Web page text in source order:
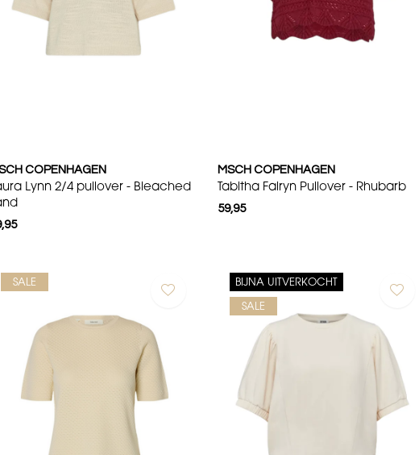
COPENHAGEN
Lynn 2/4 pullover - Bleached
MSCH COPENHAGEN
Tabitha Fairyn Pullover - Rhubarb
59,95
SALE BIJNA UITVERKOCHT
SALE